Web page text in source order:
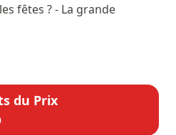
fêtes ? - La grande
du Prix